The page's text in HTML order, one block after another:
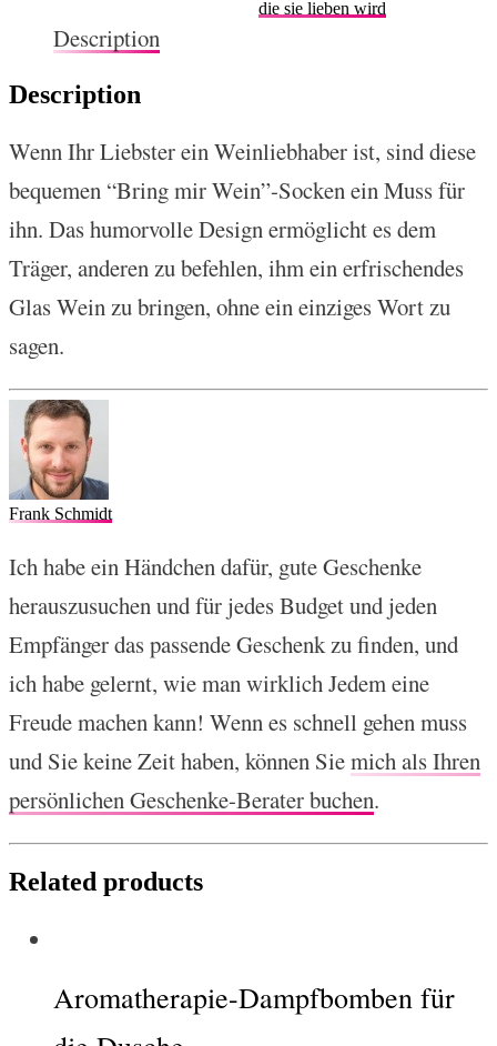
die sie lieben wird
Description
Description
Wenn Ihr Liebster ein Weinliebhaber ist, sind diese
bequemen “Bring mir Wein”-Socken ein Muss für
ihn. Das humorvolle Design ermöglicht es dem
Träger, anderen zu befehlen, ihm ein erfrischendes
Glas Wein zu bringen, ohne ein einziges Wort zu
sagen.
Frank Schmidt
Ich habe ein Händchen dafür, gute Geschenke
herauszusuchen und für jedes Budget und jeden
Empfänger das passende Geschenk zu finden, und
ich habe gelernt, wie man wirklich Jedem eine
Freude machen kann! Wenn es schnell gehen muss
und Sie keine Zeit haben, können Siemich als Ihren
persönlichen Geschenke-Berater buchen.
Related products
Aromatherapie-Dampfbomben für